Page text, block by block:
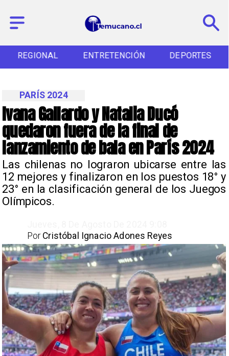
REGIONAL ENTRETENCIÓN DEPORTES
Ivana Gallardo y Natalia Ducó
quedaron fuera de la final de
lanzamiento de bala en París 2024
Las chilenas no lograron ubicarse entre las
12 mejores y finalizaron en los puestos 18° y
23° en la clasificación general de los Juegos
Olímpicos.
PARÍS 2024
Cristóbal Ignacio Adones Reyes
Por